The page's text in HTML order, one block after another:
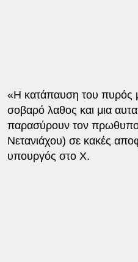
«Η κατάπαυση του πυρός
σοβαρό λαθος και μια
παρασύρουν τον
Νετανιάχου) σε κακές
υπουργός στο X.